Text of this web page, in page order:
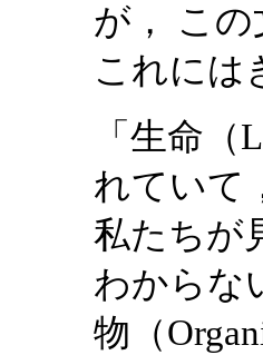
が， こ
これには
「生命
れていて
私たちが
わからな
物（